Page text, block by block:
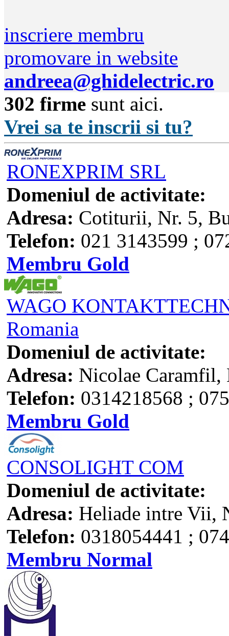
inscriere membru
promovare in website
andreea@ghidelectric.ro
302 firme sunt aici.
Vrei sa te inscrii si tu?
RONEXPRIM SRL
Domeniul de activitate:
Adresa: Cotiturii, Nr. 5,
Telefon: 021 3143599 ;
Membru Gold
WAGO
Romania
Domeniul de activitate:
Adresa: Nicolae Caramfil,
Telefon: 0314218568 ;
Membru Gold
CONSOLIGHT COM
Domeniul de activitate:
Adresa: Heliade intre Vii,
Telefon: 0318054441 ;
Membru Normal